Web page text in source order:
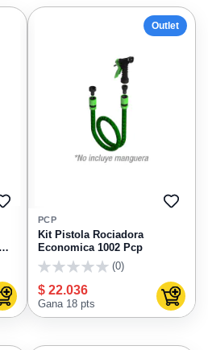
AGREGAR
FAVORITOS
Agregar al carrito
Outlet
PCP
Kit Pistola Rociadora
Economica 1002 Pcp
(0)
$ 22.036
Gana 18 pts